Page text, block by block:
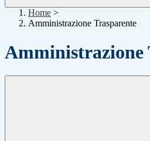
Home >
Amministrazione Trasparente
Amministrazione